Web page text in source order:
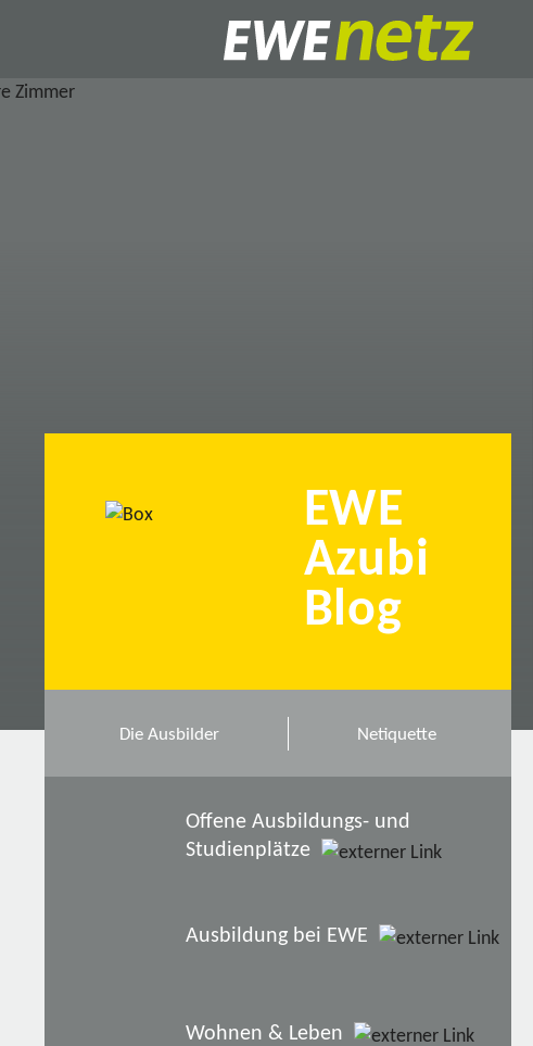
EWE
Azubi
Blog
Die Ausbilder Netiquette
Offene Ausbildungs- und
Studienplätze
Ausbildung bei EWE
Wohnen & Leben